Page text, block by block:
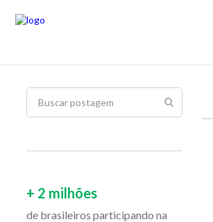
+ 2 milhões
de brasileiros participando na